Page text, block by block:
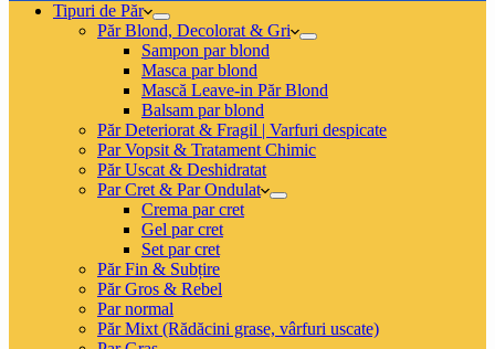
cumpărăturiTipuri de Păr
Păr Blond, Decolorat & Gri
Sampon par blond
Masca par blond
Mască Leave-in Păr Blond
Balsam par blond
Păr Deteriorat & Fragil | Varfuri despicate
Par Vopsit & Tratament Chimic
Păr Uscat & Deshidratat
Par Cret & Par Ondulat
Crema par cret
Gel par cret
Set par cret
Păr Fin & Subțire
Păr Gros & Rebel
Par normal
Păr Mixt (Rădăcini grase, vârfuri uscate)